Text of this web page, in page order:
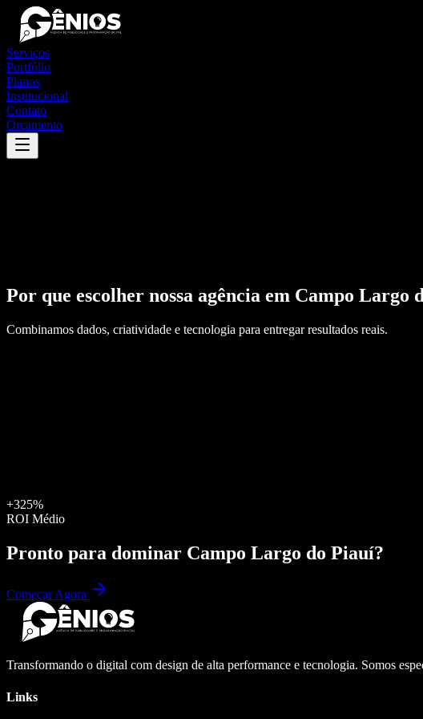
Serviços
Portfólio
Planos
Institucional
Contato
Orçamento
Por que escolher nossa agência em Campo Largo
Combinamos dados, criatividade e tecnologia para entregar resultados reais.
+325%
ROI Médio
Pronto para dominar Campo Largo do Piauí?
Começar Agora
Transformando o digital com design de alta performance e tecnologia. Somos
Links